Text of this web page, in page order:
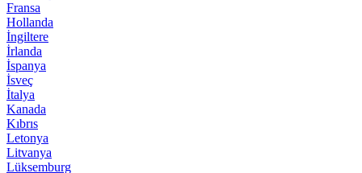
Fransa
Hollanda
İngiltere
İrlanda
İspanya
İsveç
İtalya
Kanada
Kıbrıs
Letonya
Litvanya
Lüksemburg